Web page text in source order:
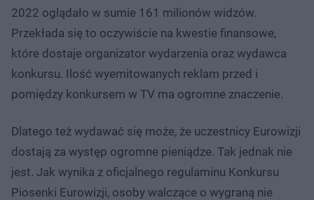
2022 oglądało w sumie 161 milionów widzów.
Przekłada się to oczywiście na kwestie finansowe,
które dostaje organizator wydarzenia oraz wydawca
konkursu. Ilość wyemitowanych reklam przed i
pomiędzy konkursem w TV ma ogromne znaczenie.
Dlatego też wydawać się może, że uczestnicy Eurowizji
dostają za występ ogromne pieniądze. Tak jednak nie
jest. Jak wynika z oficjalnego regulaminu Konkursu
Piosenki Eurowizji, osoby walczące o wygraną nie